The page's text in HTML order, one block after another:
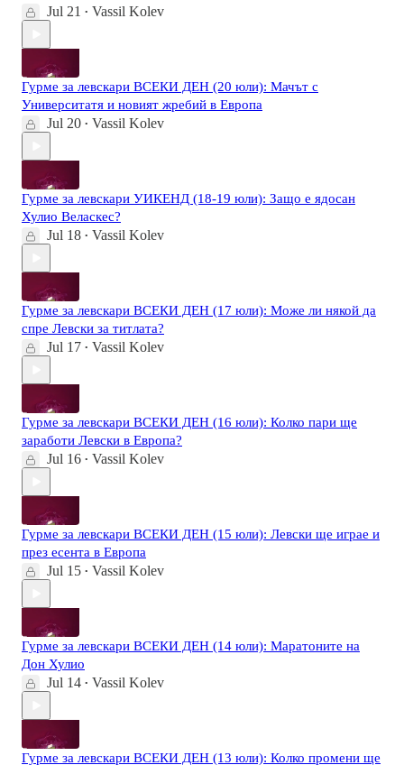
Jul 21 • Vassil Kolev
Гурме за левскари ВСЕКИ ДЕН (20 юли): Мачът с
Университатя и новият жребий в Европа
Jul 20 • Vassil Kolev
Гурме за левскари УИКЕНД (18-19 юли): Защо е ядосан
Хулио Веласкес?
Jul 18 • Vassil Kolev
Гурме за левскари ВСЕКИ ДЕН (17 юли): Може ли някой да
спре Левски за титлата?
Jul 17 • Vassil Kolev
Гурме за левскари ВСЕКИ ДЕН (16 юли): Колко пари ще
заработи Левски в Европа?
Jul 16 • Vassil Kolev
Гурме за левскари ВСЕКИ ДЕН (15 юли): Левски ще играе и
през есента в Европа
Jul 15 • Vassil Kolev
Гурме за левскари ВСЕКИ ДЕН (14 юли): Маратоните на
Дон Хулио
Jul 14 • Vassil Kolev
Гурме за левскари ВСЕКИ ДЕН (13 юли): Колко промени ще